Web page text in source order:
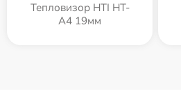
Тепловизор HTI HT-
A4 19мм